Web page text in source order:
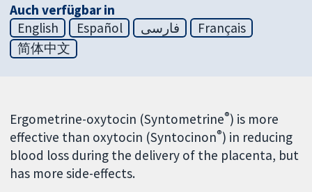
Auch verfügbar in
English
Español فارسی
Français
简体中文
Ergometrine-oxytocin (Syntometrine®) is more
effective than oxytocin (Syntocinon®) in reducing
blood loss during the delivery of the placenta, but
has more side-effects.